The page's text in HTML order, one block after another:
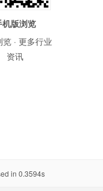
机版浏览
· 更多行业
资讯
in 0.3594s